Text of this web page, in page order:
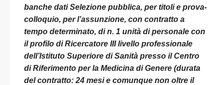
banche dati Selezione pubblica, per titoli e prova-
colloquio, per l’assunzione, con contratto a
tempo determinato, di n. 1 unità di personale con
il profilo di Ricercatore III livello professionale
dell’Istituto Superiore di Sanità presso il Centro
di Riferimento per la Medicina di Genere (durata
del contratto: 24 mesi e comunque non oltre il